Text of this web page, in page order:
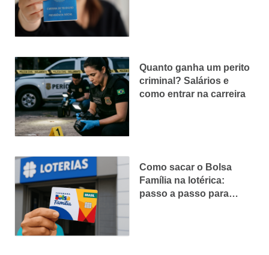
Quanto ganha um perito
criminal? Salários e
como entrar na carreira
Como sacar o Bolsa
Família na lotérica:
passo a passo para